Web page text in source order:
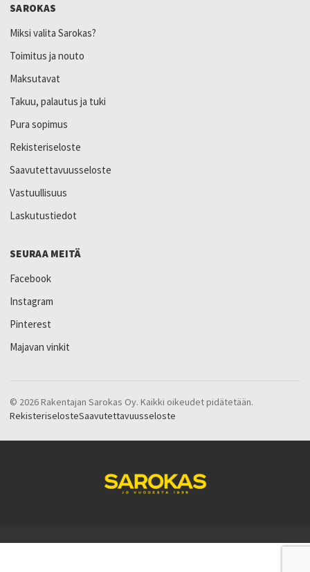
SAROKAS
Miksi valita Sarokas?
Toimitus ja nouto
Maksutavat
Takuu, palautus ja tuki
Pura sopimus
Rekisteriseloste
Saavutettavuusseloste
Vastuullisuus
Laskutustiedot
SEURAA MEITÄ
Facebook
Instagram
Pinterest
Majavan vinkit
© 2026 Rakentajan Sarokas Oy. Kaikki oikeudet pidätetään.
RekisteriselosteSaavutettavuusseloste